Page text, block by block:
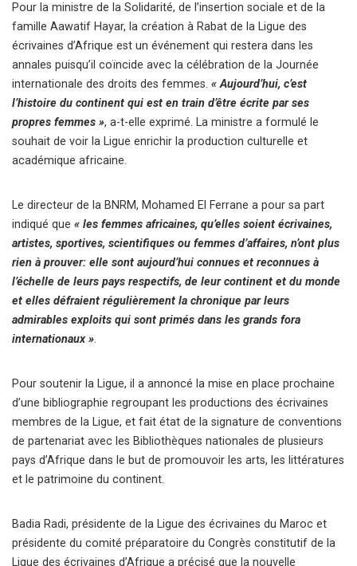
Pour la ministre de la Solidarité, de l’insertion sociale et de la
famille Aawatif Hayar, la création à Rabat de la Ligue des
écrivaines d’Afrique est un événement qui restera dans les
annales puisqu’il coïncide avec la célébration de la Journée
internationale des droits des femmes. « Aujourd’hui, c’est
l’histoire du continent qui est en train d’être écrite par ses
propres femmes », a-t-elle exprimé. La ministre a formulé le
souhait de voir la Ligue enrichir la production culturelle et
académique africaine.
Le directeur de la BNRM, Mohamed El Ferrane a pour sa part
indiqué que « les femmes africaines, qu’elles soient écrivaines,
artistes, sportives, scientifiques ou femmes d’affaires, n’ont plus
rien à prouver: elle sont aujourd’hui connues et reconnues à
l’échelle de leurs pays respectifs, de leur continent et du monde
et elles défraient régulièrement la chronique par leurs
admirables exploits qui sont primés dans les grands fora
internationaux ».
Pour soutenir la Ligue, il a annoncé la mise en place prochaine
d’une bibliographie regroupant les productions des écrivaines
membres de la Ligue, et fait état de la signature de conventions
de partenariat avec les Bibliothèques nationales de plusieurs
pays d’Afrique dans le but de promouvoir les arts, les littératures
et le patrimoine du continent.
Badia Radi, présidente de la Ligue des écrivaines du Maroc et
présidente du comité préparatoire du Congrès constitutif de la
Ligue des écrivaines d’Afrique a précisé que la nouvelle